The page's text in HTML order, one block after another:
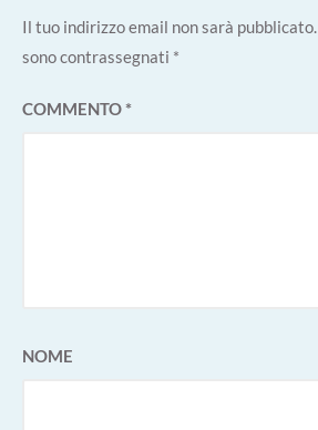
Il tuo indirizzo email non sarà pubblicato.
sono contrassegnati *
COMMENTO*
NOME